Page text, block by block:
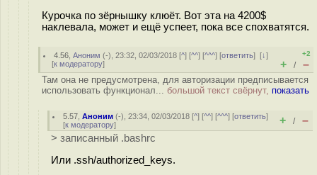
Курочка по зёрнышку клюёт. Вот эта на 4200$
наклевала, может и ещё успеет, пока все спохватятся.
4.56 ,Аноним (-), 23:32, 02/03/2018 [^] [^^] [^^^] [ответить][↓]
[к модератору]
+2
+ / –
Там она не предусмотрена, для авторизации предписывается
использовать функционал... большой текст свёрнут, показать
5.57 ,Аноним (-), 23:34, 02/03/2018 [^] [^^] [^^^] [ответить]
[к модератору] + / –
> записанный .bashrc
Или .ssh/authorized_keys.